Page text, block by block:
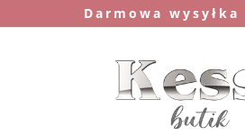
Darmowa wysyłka